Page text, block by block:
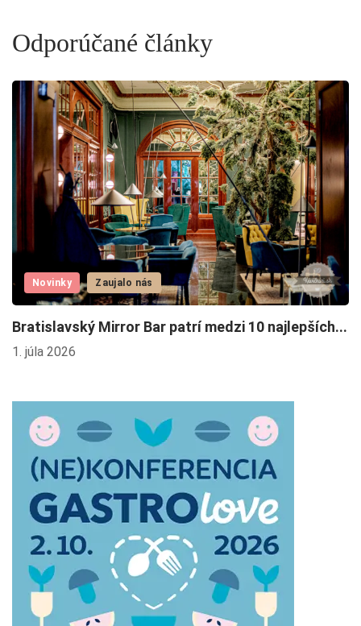
Odporúčané články
Novinky Zaujalo nás
Bratislavský Mirror Bar patrí medzi 10 najlepších...
1. júla 2026